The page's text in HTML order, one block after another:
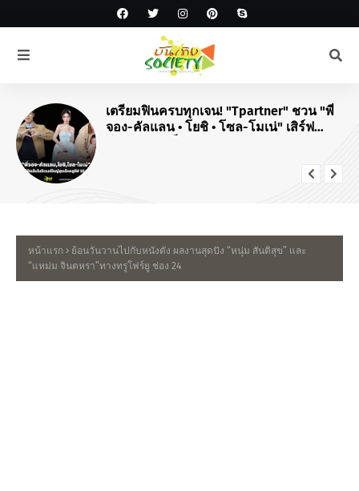
เตรียมฟินครบทุกเจน! "Tpartner" ชวน "พี่
จอง-คัลแลน • โยชิ • โซล-โมเน่" เสิร์ฟ
หน้าแรก
ย้อนวันวานไปกับหนังดัง ผลงานสุดปัง “หนุ่ม สันติสุข” และ
“แหม่ม จินตหรา”ทางทรูโฟร์ยู ช่อง 24